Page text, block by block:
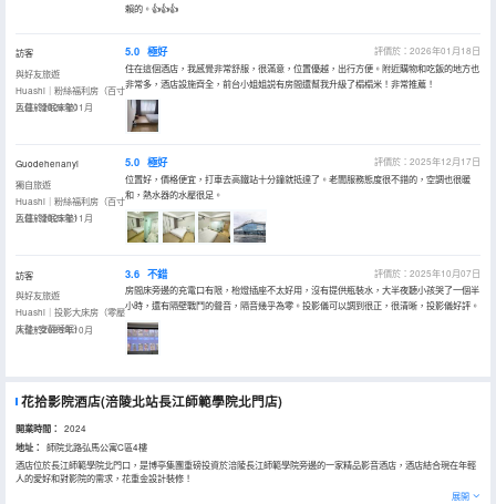
賴的。👍👍👍
訪客
與好友旅遊
Huashi｜粉絲福利房（百寸
巨幕+睡眠床墊）
入住於2026年01月
5.0 極好
評價於：2026年01月18日
住在這個酒店，我感覺非常舒服，很滿意，位置優越，出行方便。附近購物和吃飯的地方也
非常多，酒店設施齊全，前台小姐姐説有房間還幫我升級了榻榻米！非常推薦！
Guodehenanyi
獨自旅遊
Huashi｜粉絲福利房（百寸
巨幕+睡眠床墊）
入住於2025年11月
5.0 極好
評價於：2025年12月17日
位置好，價格便宜，打車去高鐵站十分鐘就抵達了。老闆服務態度很不錯的，空調也很暖
和，熱水器的水壓很足。
訪客
與好友旅遊
Huashi｜投影大床房（零壓
床墊+安靜睡眠）
入住於2025年10月
3.6 不錯
評價於：2025年10月07日
房間床旁邊的充電口有限，枱燈插座不太好用，沒有提供瓶裝水，大半夜聽小孩哭了一個半
小時，還有隔壁戰鬥的聲音，隔音幾乎為零。投影儀可以調到很正，很清晰，投影儀好評。
花拾影院酒店(涪陵北站長江師範學院北門店)
開業時間： 2024
地址：
師院北路弘馬公寓C區4樓
酒店位於長江師範學院北門口，是博亭集團重磅投資於涪陵長江師範學院旁邊的一家精品影音酒店，酒店結合現在年輕
人的愛好和對影院的需求，花重金設計裝修！
展開